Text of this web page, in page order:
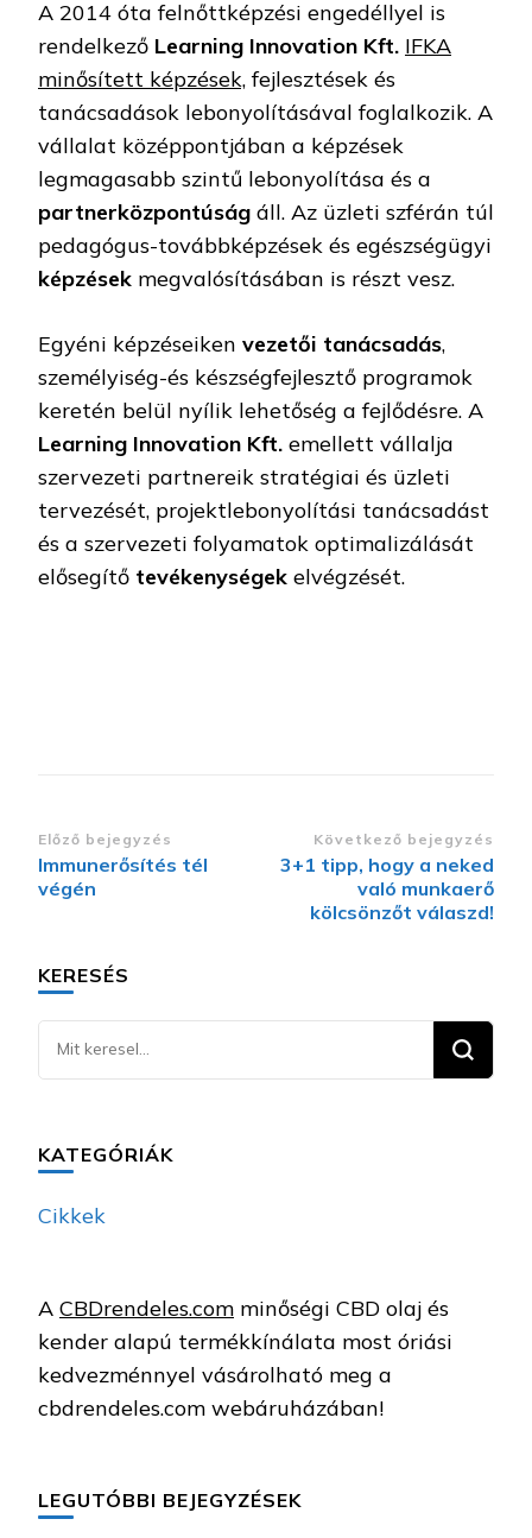
A 2014 óta felnőttképzési engedéllyel is
rendelkező Learning Innovation Kft. IFKA
minősített képzések,fejlesztések és
tanácsadások lebonyolításával foglalkozik. A
vállalat középpontjában a képzések
legmagasabb szintű lebonyolítása és a
partnerközpontúság áll. Az üzleti szférán túl
pedagógus-továbbképzések és egészségügyi
képzések megvalósításában is részt vesz.
Egyéni képzéseiken vezetői tanácsadás,
személyiség-és készségfejlesztő programok
keretén belül nyílik lehetőség a fejlődésre. A
Learning Innovation Kft. emellett vállalja
szervezeti partnereik stratégiai és üzleti
tervezését, projektlebonyolítási tanácsadást
és a szervezeti folyamatok optimalizálását
elősegítő tevékenységek elvégzését.
Bejegyzések
navigációja
Előző bejegyzés
Immunerősítés tél
végén
Következő bejegyzés
3+1 tipp, hogy a neked
való munkaerő
kölcsönzőt válaszd!
KERESÉS
Keresel
valamit?
KATEGÓRIÁK
Cikkek
A CBDrendeles.com minőségi CBD olaj és
kender alapú termékkínálata most óriási
kedvezménnyel vásárolható meg a
cbdrendeles.com webáruházában!
LEGUTÓBBI BEJEGYZÉSEK